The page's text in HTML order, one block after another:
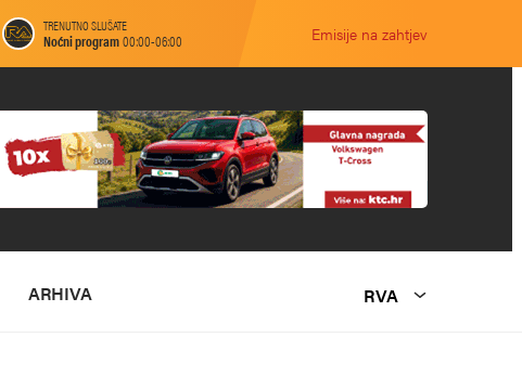
TRENUTNO SLUŠATE
Noćni program00:00-06:00 Emisije na zahtjev
ARHIVA RVA